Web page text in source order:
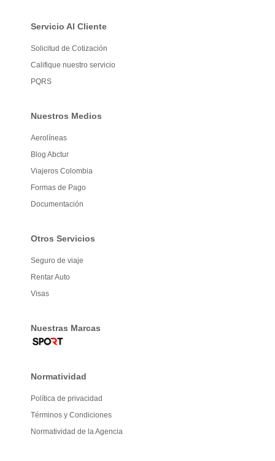
Servicio Al Cliente
Solicitud de Cotización
Califique nuestro servicio
PQRS
Nuestros Medios
Aerolíneas
Blog Abctur
Viajeros Colombia
Formas de Pago
Documentación
Otros Servicios
Seguro de viaje
Rentar Auto
Visas
Nuestras Marcas
Normatividad
Política de privacidad
Términos y Condiciones
Normatividad de la Agencia